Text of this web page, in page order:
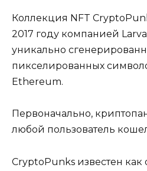
Коллекция NFT
2017 году компанией
уникально
пикселированных
Ethereum.
Первоначально,
любой пользователь
CryptoPunks известен